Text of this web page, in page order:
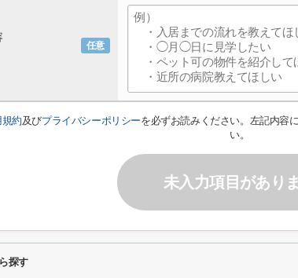
任意
約及びプライバシーポリシーを必ずお読みください。左記内容
い。
未入力項目があり
探す